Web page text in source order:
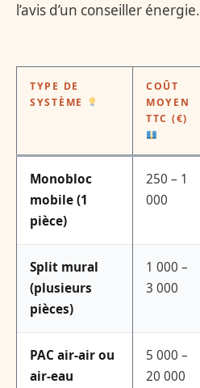
l’avis d’un conseiller énergie.
TYPE DE
SYSTÈME
COÛT
MOYEN
TTC (€)
Monobloc
mobile (1
pièce)
250 – 1
000
Split mural
(plusieurs
pièces)
1 000 –
3 000
PAC air-air ou
air-eau
5 000 –
20 000